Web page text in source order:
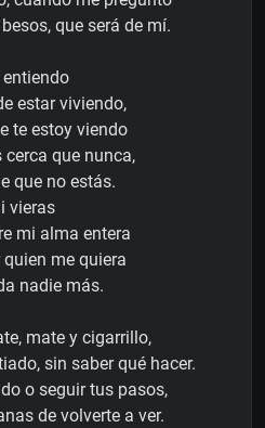
que será de mí.
entiendo
estar viviendo,
te estoy viendo
que nunca,
que no estás.
vieras
mi alma entera
me quiera
nadie más.
mate y cigarrillo,
sin saber qué hacer.
o seguir tus pasos,
de volverte a ver.